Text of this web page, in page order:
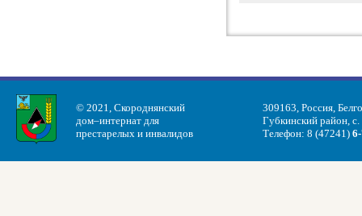
© 2021, Скороднянский
дом–интернат для
престарелых и инвалидов
309163, Россия,
Губкинский район,
Телефон: 8 (47241)